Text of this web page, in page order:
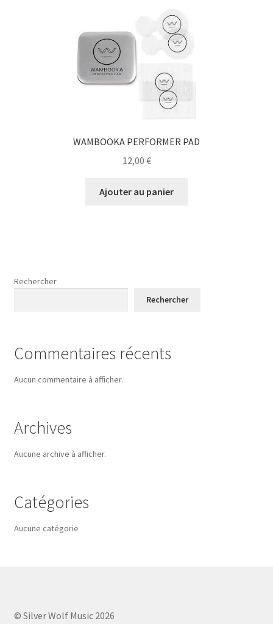
WAMBOOKA PERFORMER PAD
12,00 €
Ajouter au panier
Rechercher
Rechercher
Commentaires récents
Aucun commentaire à afficher.
Archives
Aucune archive à afficher.
Catégories
Aucune catégorie
© Silver Wolf Music 2026